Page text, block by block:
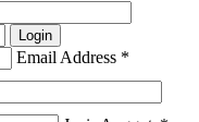
Email Address *